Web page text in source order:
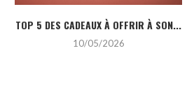
TOP 5 DES CADEAUX À OFFRIR À SON...
10/05/2026